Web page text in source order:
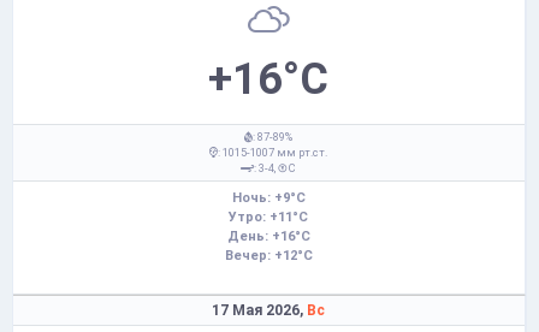
+16°C
: 87-89%
: 1015-1007 мм рт.ст.
: 3-4,
С
Ночь: +9°C
Утро: +11°C
День: +16°C
Вечер: +12°C
17 Мая 2026, Вс